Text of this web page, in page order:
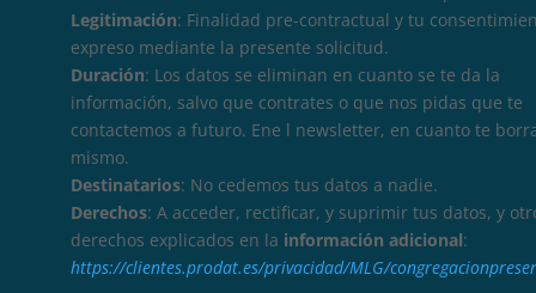
Legitimación: Finalidad pre-contractual y tu
expreso mediante la presente solicitud.
Duración: Los datos se eliminan en cuanto se te da la
información, salvo que contrates o que nos pidas que te
contactemos a futuro. Ene l newsletter, en cuanto te
mismo.
Destinatarios: No cedemos tus datos a nadie.
Derechos: A acceder, rectificar, y suprimir tus datos, y
derechos explicados en la información adicional:
https://clientes.prodat.es/privacidad/MLG/